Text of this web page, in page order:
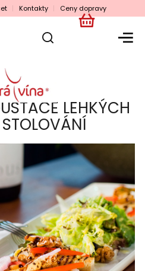
Kontakty Ceny dopravy
NÁKUPNÍ
LEHKÝCH